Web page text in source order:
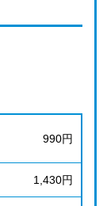
990円
1,430円